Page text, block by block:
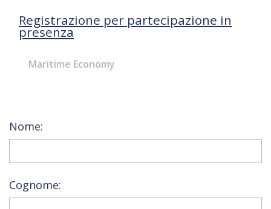
Registrazione per partecipazione in
presenza
Maritime Economy
Nome:
Cognome: